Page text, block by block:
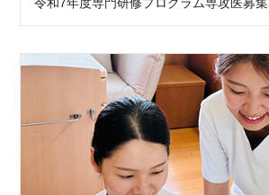
令和7年度専門研修プログラム専攻医募集